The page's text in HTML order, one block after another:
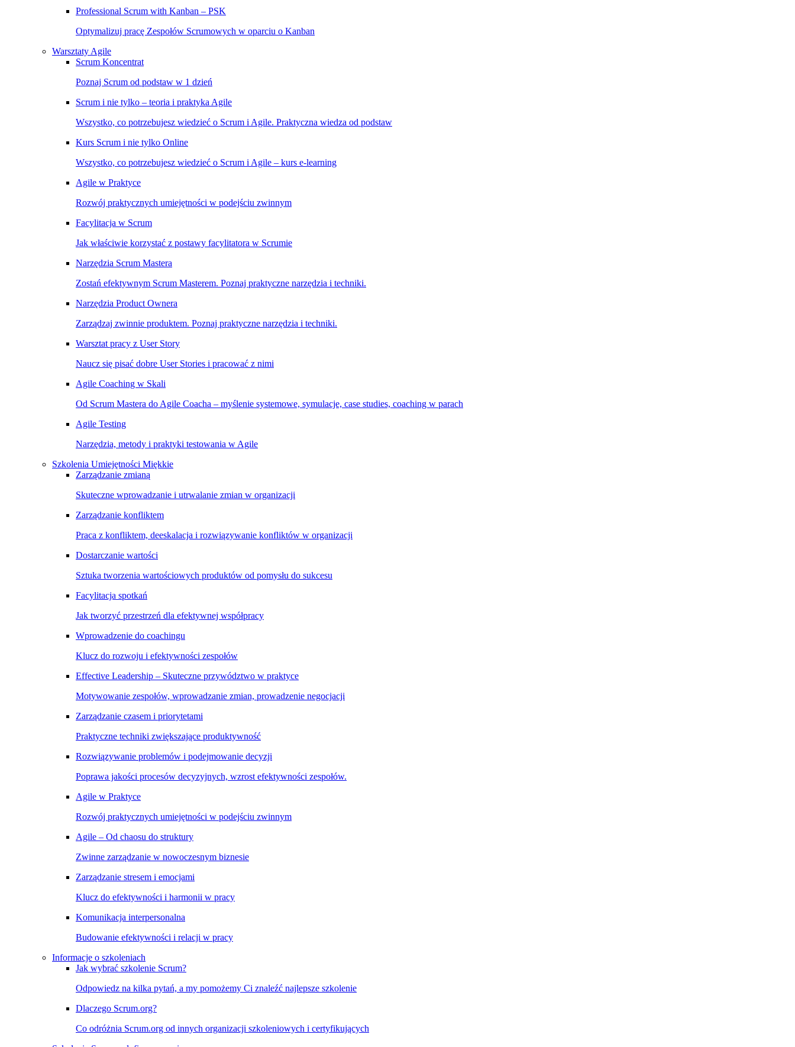
Professional Scrum with Kanban – PSK
Optymalizuj pracę Zespołów Scrumowych w oparciu o Kanban
Warsztaty Agile
Scrum Koncentrat
Poznaj Scrum od podstaw w 1 dzień
Scrum i nie tylko – teoria i praktyka Agile
Wszystko, co potrzebujesz wiedzieć o Scrum i Agile. Praktyczna wiedza od podstaw
Kurs Scrum i nie tylko Online
Wszystko, co potrzebujesz wiedzieć o Scrum i Agile – kurs e-learning
Agile w Praktyce
Rozwój praktycznych umiejętności w podejściu zwinnym
Facylitacja w Scrum
Jak właściwie korzystać z postawy facylitatora w Scrumie
Narzędzia Scrum Mastera
Zostań efektywnym Scrum Masterem. Poznaj praktyczne narzędzia i techniki.
Narzędzia Product Ownera
Zarządzaj zwinnie produktem. Poznaj praktyczne narzędzia i techniki.
Warsztat pracy z User Story
Naucz się pisać dobre User Stories i pracować z nimi
Agile Coaching w Skali
Od Scrum Mastera do Agile Coacha – myślenie systemowe, symulacje, case studies, coaching w parach
Agile Testing
Narzędzia, metody i praktyki testowania w Agile
Szkolenia Umiejętności Miękkie
Zarządzanie zmianą
Skuteczne wprowadzanie i utrwalanie zmian w organizacji
Zarządzanie konfliktem
Praca z konfliktem, deeskalacja i rozwiązywanie konfliktów w organizacji
Dostarczanie wartości
Sztuka tworzenia wartościowych produktów od pomysłu do sukcesu
Facylitacja spotkań
Jak tworzyć przestrzeń dla efektywnej współpracy
Wprowadzenie do coachingu
Klucz do rozwoju i efektywności zespołów
Effective Leadership – Skuteczne przywództwo w praktyce
Motywowanie zespołów, wprowadzanie zmian, prowadzenie negocjacji
Zarządzanie czasem i priorytetami
Praktyczne techniki zwiększające produktywność
Rozwiązywanie problemów i podejmowanie decyzji
Poprawa jakości procesów decyzyjnych, wzrost efektywności zespołów.
Agile w Praktyce
Rozwój praktycznych umiejętności w podejściu zwinnym
Agile – Od chaosu do struktury
Zwinne zarządzanie w nowoczesnym biznesie
Zarządzanie stresem i emocjami
Klucz do efektywności i harmonii w pracy
Komunikacja interpersonalna
Budowanie efektywności i relacji w pracy
Informacje o szkoleniach
Jak wybrać szkolenie Scrum?
Odpowiedz na kilka pytań, a my pomożemy Ci znaleźć najlepsze szkolenie
Dlaczego Scrum.org?
Co odróżnia Scrum.org od innych organizacji szkoleniowych i certyfikujących